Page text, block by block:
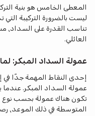
المعطى الخامس هو بنية
ليست بالضرورة التركيبة
تناسب القدرة على السداد،
العائلي.
عمولة السداد المبكر:
إحدى النقاط المهمة جدًا
عمولة السداد المبكر.
تكون هناك عمولة بحسب نوع
المتوسطة في ذلك الموعد،